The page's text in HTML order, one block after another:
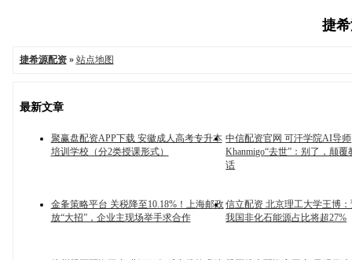
捷
捷希源配资» 站点地图
最新文章
聚赢盘配资APP下载 安徽成人高考专升本
培训学校（分2类授课形式）
中信配资官网 可汗学院AI导师
Khanmigo“去世”：别了，颠
话
金夆策略平台 关税降至10.18%！上海邮政
放“大招”，企业主现场举手求合作
信立配资 北京理工大学王博：
我国非化石能源占比将超27%